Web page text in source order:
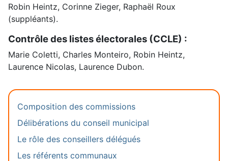
Robin Heintz, Corinne Zieger, Raphaël Roux
(suppléants).
Contrôle des listes électorales (CCLE) :
Marie Coletti, Charles Monteiro, Robin Heintz,
Laurence Nicolas, Laurence Dubon.
Composition des commissions
Délibérations du conseil municipal
Le rôle des conseillers délégués
Les référents communaux